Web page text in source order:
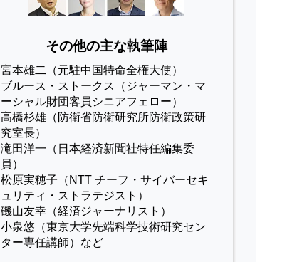
その他の主な執筆陣
宮本雄二（元駐中国特命全権大使）
ブルース・ストークス（ジャーマン・マ
ーシャル財団客員シニアフェロー）
高橋杉雄（防衛省防衛研究所防衛政策研
究室長）
滝田洋一（日本経済新聞社特任編集委
員）
松原実穂子（NTT チーフ・サイバーセキ
ュリティ・ストラテジスト）
磯山友幸（経済ジャーナリスト）
小泉悠（東京大学先端科学技術研究セン
ター専任講師）など